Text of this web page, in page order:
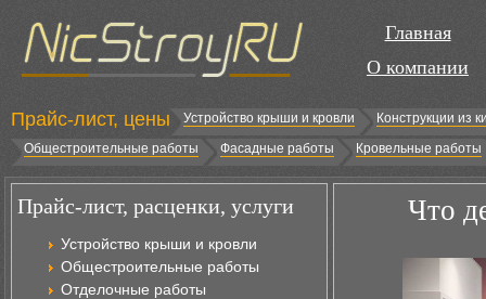
Главная
О компании
Прайс-лист, цены Устройство крыши и кровли
Конструкции из
Общестроительные работы
Фасадные работы Кровельные работы
Прайс-лист, расценки, услуги
Устройство крыши и кровли
Общестроительные работы
Отделочные работы
Что